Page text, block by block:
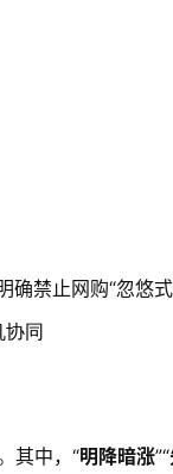
禁止网购“忽悠式
其中，“明降暗涨”“